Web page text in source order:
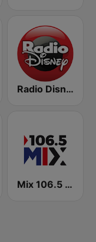
Radio Disney México
Mix 106.5 Querétaro